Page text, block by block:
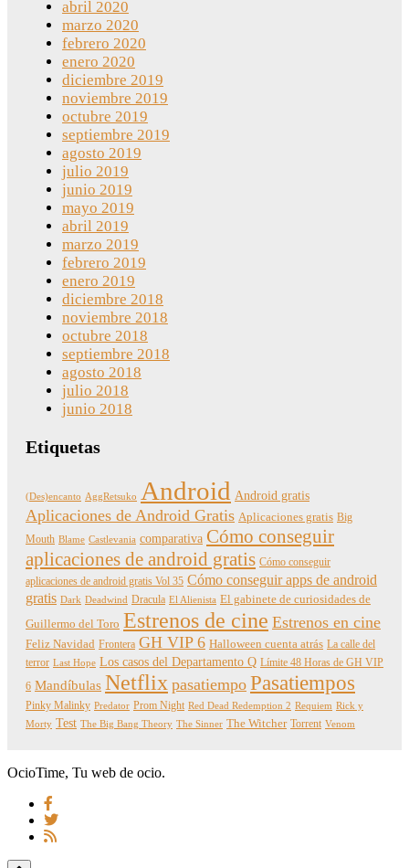
abril 2020
marzo 2020
febrero 2020
enero 2020
diciembre 2019
noviembre 2019
octubre 2019
septiembre 2019
agosto 2019
julio 2019
junio 2019
mayo 2019
abril 2019
marzo 2019
febrero 2019
enero 2019
diciembre 2018
noviembre 2018
octubre 2018
septiembre 2018
agosto 2018
julio 2018
junio 2018
Etiquetas
(Des)encanto AggRetsuko Android Android gratis
Aplicaciones de Android Gratis Aplicaciones gratis Big
Mouth Blame Castlevania comparativa Cómo conseguir
aplicaciones de android gratis Cómo conseguir
aplicaciones de android gratis Vol 35 Cómo conseguir apps de android
gratis Dark Deadwind Dracula El Alienista El gabinete de curiosidades de
Guillermo del Toro Estrenos de cine Estrenos en cine
Feliz Navidad Frontera GH VIP 6 Halloween cuenta atrás La calle del
terror Last Hope Los casos del Departamento Q Límite 48 Horas de GH VIP
6 Mandíbulas Netflix pasatiempo Pasatiempos
Pinky Malinky Predator Prom Night Red Dead Redemption 2 Requiem Rick y
Morty Test The Big Bang Theory The Sinner The Witcher Torrent Venom
OcioTime, Tu web de ocio.